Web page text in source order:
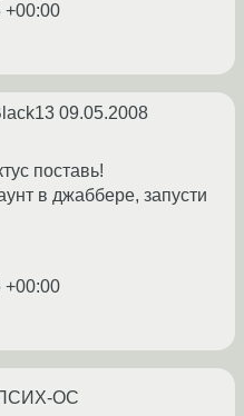
+00:00
09.05.2008
поставь!
в джаббере, запусти
+00:00
ПСИХ-ОС